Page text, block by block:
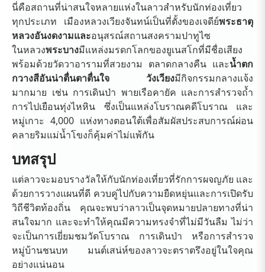
นี่คือสถานที่น่าสนใจหลายแห่งในลาวสำหรับนักท่องเที่ยว
ทุกประเภท เมืองหลวงเวียงจันทน์เป็นที่ตั้งของเจดีย์พระธาตุ
หลวงอันงดงามและอนุสรณ์สถานสงครามปาทูไซ
ในหลวงพระบางมีแหล่งมรดกโลกของยูเนสโกที่มีชื่อเสียง
พร้อมด้วยวัดวาอารามที่สวยงาม ตลาดกลางคืน และน้ำตก
กวางสีอันน่าตื่นตาตื่นใจ วังเวียงมีกิจกรรมกลางแจ้ง
มากมาย เช่น การเดินป่า พายเรือคายัค และการสำรวจถ้ำ
การไปเยือนทุ่งไหหิน ซึ่งเป็นแหล่งโบราณคดีโบราณ และ
หมู่เกาะ 4,000 แห่งทางตอนใต้เพื่อสัมผัสประสบการณ์ผ่อน
คลายริมแม่น้ำโขงก็คุ้มค่าไม่แพ้กัน
บทสรุป
แต่ลาวจะมอบรางวัลให้กับนักท่องเที่ยวที่รักการผจญภัย และ
ด้วยการวางแผนที่ดี ควบคู่ไปกับความยืดหยุ่นและการเปิดรับ
วิถีชีวิตท้องถิ่น คุณจะพบว่าลาวเป็นจุดหมายปลายทางที่น่า
สนใจมาก และจะทำให้คุณมีความทรงจำที่ไม่มีวันลืม ไม่ว่า
จะเป็นการเยี่ยมชมวัดโบราณ การเดินป่า หรือการสำรวจ
หมู่บ้านชนบท มนต์เสน่ห์ของลาวจะตราตรึงอยู่ในใจคุณ
อย่างแน่นอน